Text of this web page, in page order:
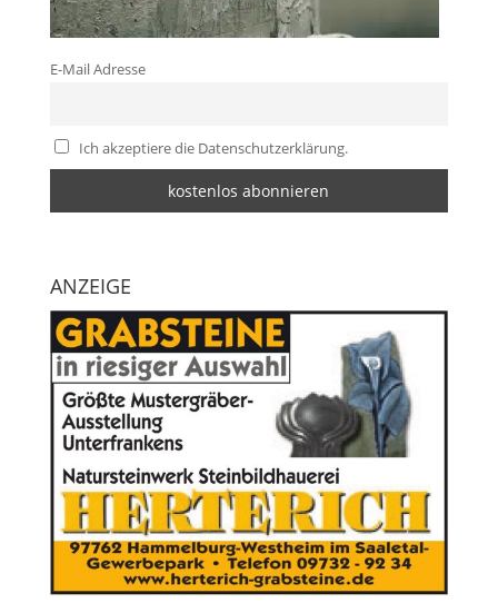
E-Mail Adresse
Ich akzeptiere die Datenschutzerklärung.
ANZEIGE